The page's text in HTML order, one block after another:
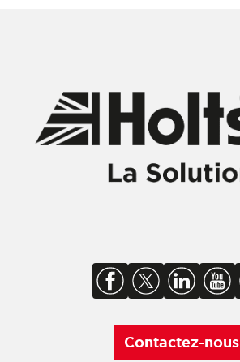
Contactez-nous